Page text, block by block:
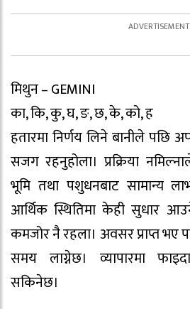
मिथुन – GEMINI
का, कि, कु, घ, ङ, छ, के, को, ह
हतारमा निर्णय लिने बानीले पछि
सजग रहनुहोला। प्रक्रिया
भूमि तथा पशुधनबाट सामान्य
आर्थिक स्थितिमा केही सुधार
कमजोर नै रहला। अवसर प्राप्त भए
समय लाग्नेछ। व्यापारमा
सकिनेछ।